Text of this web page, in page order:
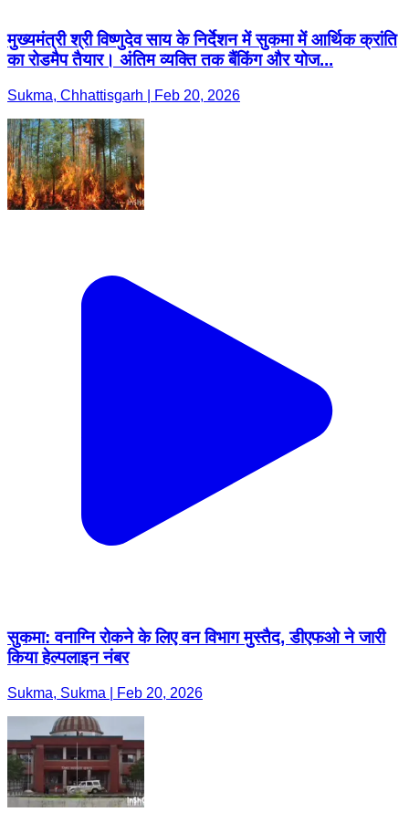
मुख्यमंत्री श्री विष्णुदेव साय के निर्देशन में सुकमा में आर्थिक क्रांति
का रोडमैप तैयार। अंतिम व्यक्ति तक बैंकिंग और योज...
Sukma, Chhattisgarh | Feb 20, 2026
सुकमा: वनाग्नि रोकने के लिए वन विभाग मुस्तैद, डीएफओ ने जारी
किया हेल्पलाइन नंबर
Sukma, Sukma | Feb 20, 2026